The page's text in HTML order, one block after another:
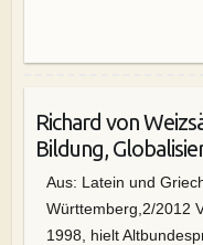
Richard von
Bildung,
Aus: Latein und
Württemberg,2/2012
1998, hielt